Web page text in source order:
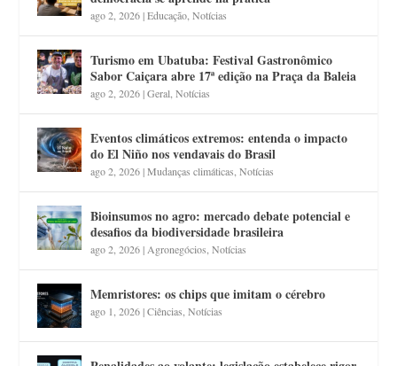
ago 2, 2026|Educação ,Notícias
Turismo em Ubatuba: Festival Gastronômico
Sabor Caiçara abre 17ª edição na Praça da Baleia
ago 2, 2026|Geral ,Notícias
Eventos climáticos extremos: entenda o impacto
do El Niño nos vendavais do Brasil
ago 2, 2026|Mudanças climáticas ,Notícias
Bioinsumos no agro: mercado debate potencial e
desafios da biodiversidade brasileira
ago 2, 2026| Agronegócios ,Notícias
Memristores: os chips que imitam o cérebro
ago 1, 2026|Ciências ,Notícias